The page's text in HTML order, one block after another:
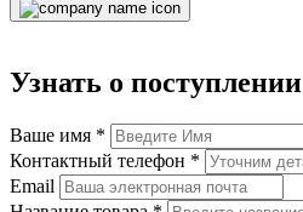
Узнать о поступлении
Ваше имя *
Контактный телефон *
Email